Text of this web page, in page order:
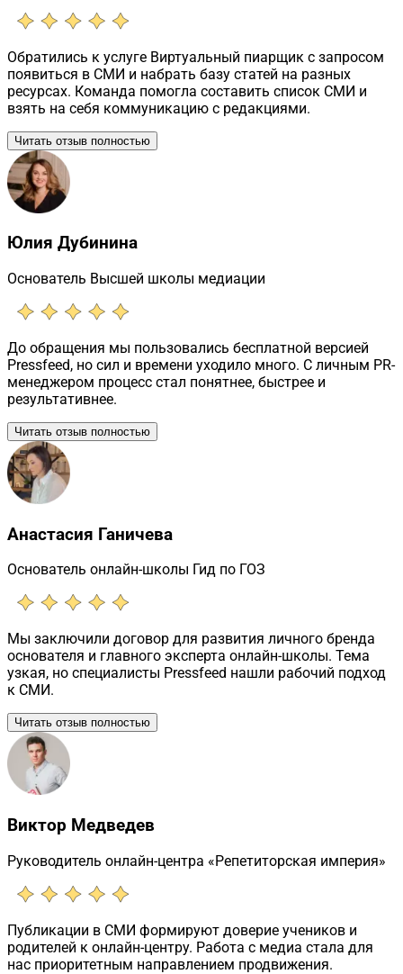
Обратились к услуге Виртуальный пиарщик с запросом
появиться в СМИ и набрать базу статей на разных
ресурсах. Команда помогла составить список СМИ и
взять на себя коммуникацию с редакциями.
Читать отзыв полностью
Юлия Дубинина
Основатель Высшей школы медиации
До обращения мы пользовались бесплатной версией
Pressfeed, но сил и времени уходило много. С личным PR-
менеджером процесс стал понятнее, быстрее и
результативнее.
Читать отзыв полностью
Анастасия Ганичева
Основатель онлайн-школы Гид по ГОЗ
Мы заключили договор для развития личного бренда
основателя и главного эксперта онлайн-школы. Тема
узкая, но специалисты Pressfeed нашли рабочий подход
к СМИ.
Читать отзыв полностью
Виктор Медведев
Руководитель онлайн-центра «Репетиторская империя»
Публикации в СМИ формируют доверие учеников и
родителей к онлайн-центру. Работа с медиа стала для
нас приоритетным направлением продвижения.